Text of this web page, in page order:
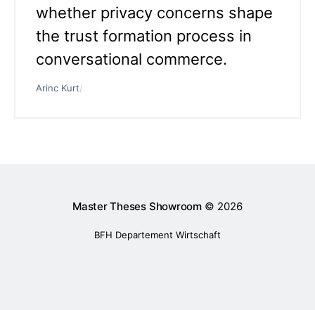
whether privacy concerns shape
the trust formation process in
conversational commerce.
Arinc Kurt/
Master Theses Showroom © 2026
BFH Departement Wirtschaft